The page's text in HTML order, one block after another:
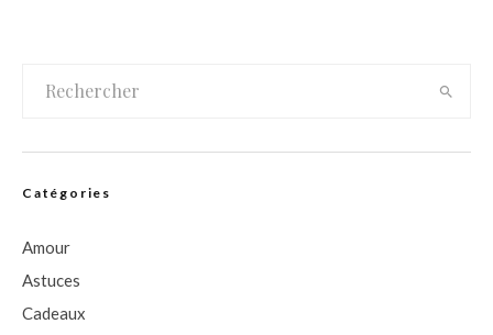
Catégories
Amour
Astuces
Cadeaux